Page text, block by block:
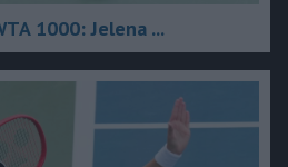
1000: Jelena ...